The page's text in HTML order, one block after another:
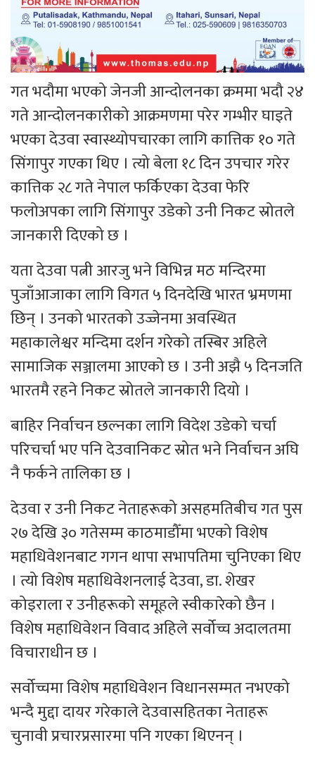
गत भदौमा भएको जेनजी आन्दोलनका क्रममा भदौ २४
गते आन्दोलनकारीको आक्रमणमा परेर गम्भीर घाइते
भएका देउवा स्वास्थ्योपचारका लागि कात्तिक १० गते
सिंगापुर गएका थिए । त्यो बेला १८ दिन उपचार गरेर
कात्तिक २८ गते नेपाल फर्किएका देउवा फेरि
फलोअपका लागि सिंगापुर उडेको उनी निकट स्रोतले
जानकारी दिएको छ ।
यता देउवा पत्नी आरजु भने विभिन्न मठ मन्दिरमा
पुजाँआजाका लागि विगत ५ दिनदेखि भारत भ्रमणमा
छिन् । उनको भारतको उज्जेनमा अवस्थित
महाकालेश्वर मन्दिमा दर्शन गरेको तस्बिर अहिले
सामाजिक सञ्जालमा आएको छ । उनी अझै ५ दिनजति
भारतमै रहने निकट स्रोतले जानकारी दियो ।
बाहिर निर्वाचन छल्नका लागि विदेश उडेको चर्चा
परिचर्चा भए पनि देउवानिकट स्रोत भने निर्वाचन अघि
नै फर्कने तालिका छ ।
देउवा र उनी निकट नेताहरूको असहमतिबीच गत पुस
२७ देखि ३० गतेसम्म काठमाडौँमा भएको विशेष
महाधिवेशनबाट गगन थापा सभापतिमा चुनिएका थिए
। त्यो विशेष महाधिवेशनलाई देउवा, डा. शेखर
कोइराला र उनीहरूको समूहले स्वीकारेको छैन ।
विशेष महाधिवेशन विवाद अहिले सर्वोच्च अदालतमा
विचाराधीन छ ।
सर्वोच्चमा विशेष महाधिवेशन विधानसम्मत नभएको
भन्दै मुद्दा दायर गरेकाले देउवासहितका नेताहरू
चुनावी प्रचारप्रसारमा पनि गएका थिएनन् ।